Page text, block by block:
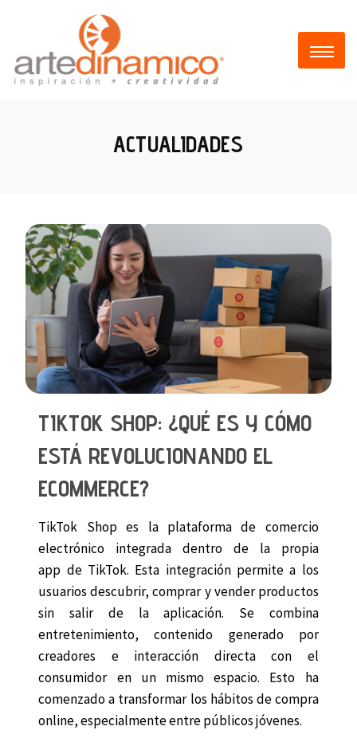
ACTUALIDADES
TIKTOK SHOP: ¿QUÉ ES Y CÓMO
ESTÁ REVOLUCIONANDO EL
ECOMMERCE?
TikTok Shop es la plataforma de comercio
electrónico integrada dentro de la propia
app de TikTok. Esta integración permite a los
usuarios descubrir, comprar y vender productos
sin salir de la aplicación. Se combina
entretenimiento, contenido generado por
creadores e interacción directa con el
consumidor en un mismo espacio. Esto ha
comenzado a transformar los hábitos de compra
online, especialmente entre públicos jóvenes.